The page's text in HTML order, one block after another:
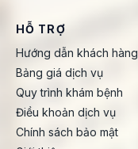
HỖ TRỢ
Hướng dẫn khách hàng
Bảng giá dịch vụ
Quy trình khám bệnh
Điều khoản dịch vụ
Chính sách bảo mật